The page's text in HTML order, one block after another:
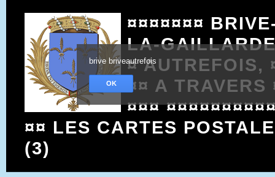
brive briveautrefois
OK
¤¤¤¤¤¤¤
LA-
¤ AUTREFOIS,
¤¤ A TRAVERS
¤¤¤
¤¤ LES CARTES
(3)